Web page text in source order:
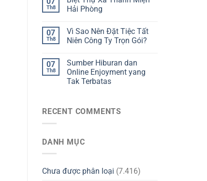
Th8
Hải Phòng
07
Th8
Vì Sao Nên Đặt Tiệc Tất
Niên Công Ty Trọn Gói?
07
Th8
Sumber Hiburan dan
Online Enjoyment yang
Tak Terbatas
RECENT COMMENTS
DANH MỤC
Chưa được phân loại (7.416)